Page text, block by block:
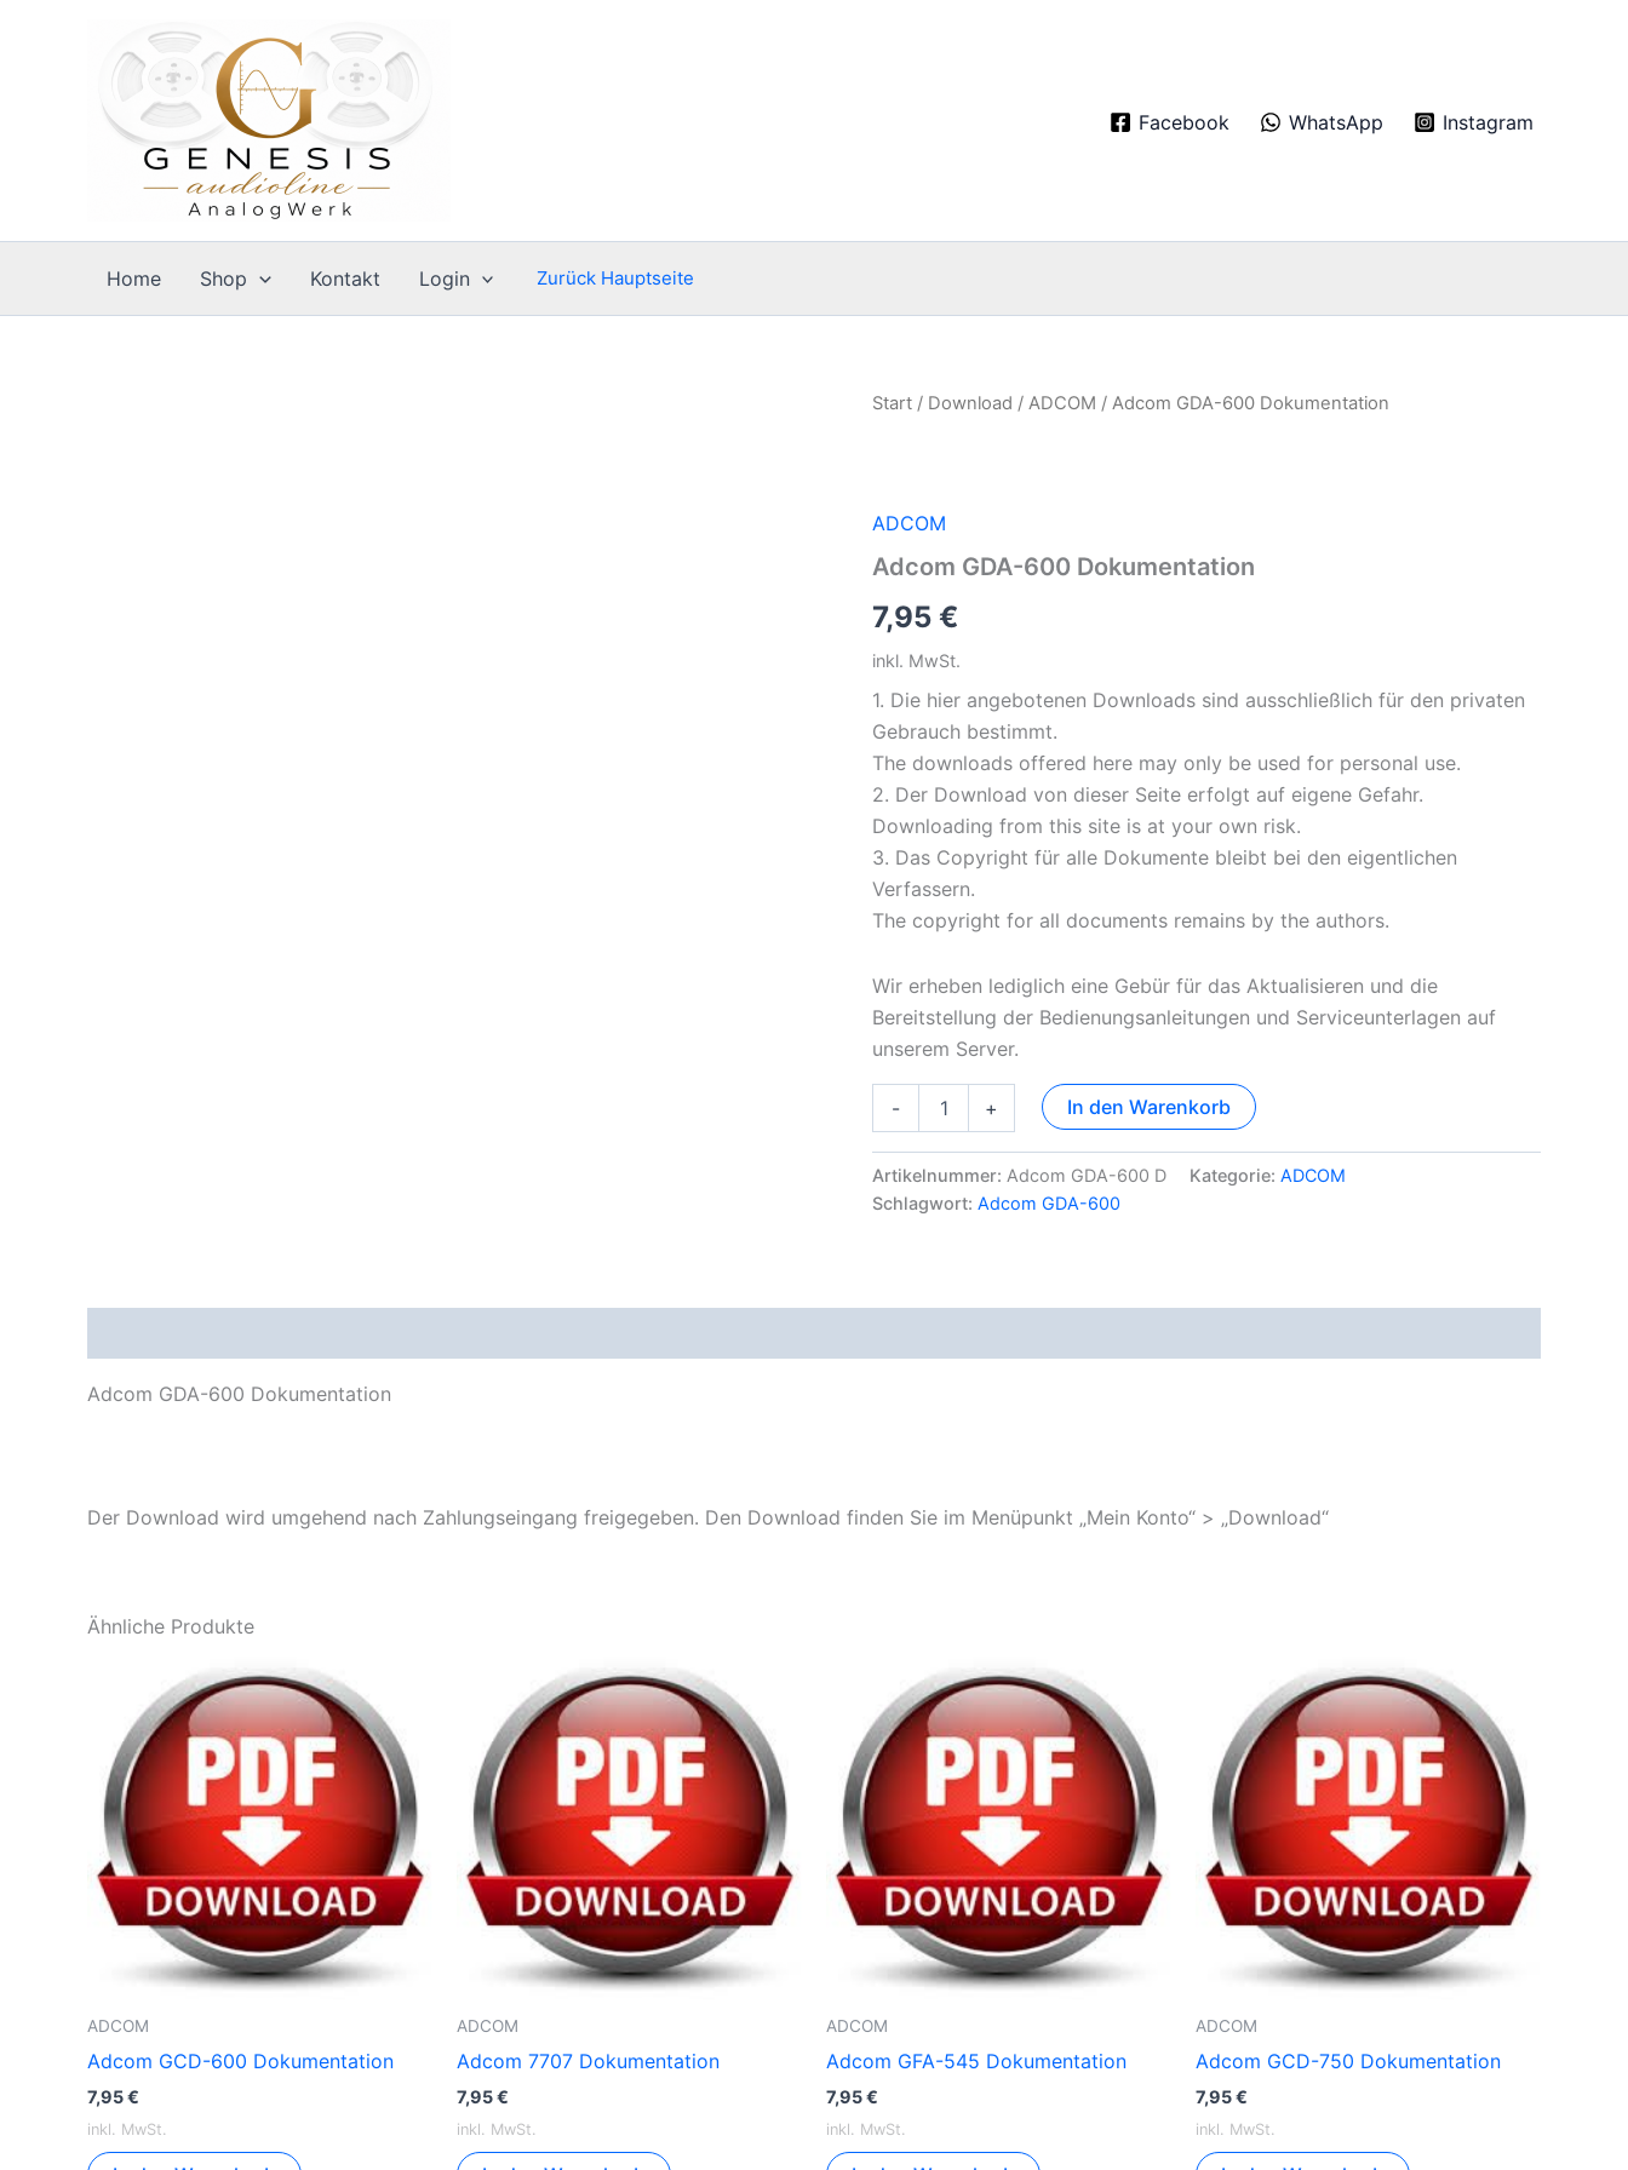
Facebook
WhatsApp Instagram
Home Shop Kontakt Login Zurück Hauptseite
Start / Download / ADCOM / Adcom GDA-600 Dokumentation
ADCOM
Adcom GDA-600 Dokumentation
7,95 €
inkl. MwSt.
1. Die hier angebotenen Downloads sind ausschließlich für den privaten
Gebrauch bestimmt.
The downloads offered here may only be used for personal use.
2. Der Download von dieser Seite erfolgt auf eigene Gefahr.
Downloading from this site is at your own risk.
3. Das Copyright für alle Dokumente bleibt bei den eigentlichen
Verfassern.
The copyright for all documents remains by the authors.
Wir erheben lediglich eine Gebür für das Aktualisieren und die
Bereitstellung der Bedienungsanleitungen und Serviceunterlagen auf
unserem Server.
-
Dokumentation
+ In den Warenkorb
Artikelnummer: Adcom GDA-600 D Kategorie: ADCOM
Schlagwort: Adcom GDA-600
Adcom GDA-600 Dokumentation
Der Download wird umgehend nach Zahlungseingang freigegeben. Den Download finden Sie im Menüpunkt „Mein Konto“ > „Download“
Ähnliche Produkte
ADCOM
Adcom GCD-600 Dokumentation
7,95€
inkl. MwSt.
ADCOM
Adcom 7707 Dokumentation
7,95€
inkl. MwSt.
ADCOM
Adcom GFA-545 Dokumentation
7,95€
inkl. MwSt.
ADCOM
Adcom GCD-750 Dokumentation
7,95€
inkl. MwSt.